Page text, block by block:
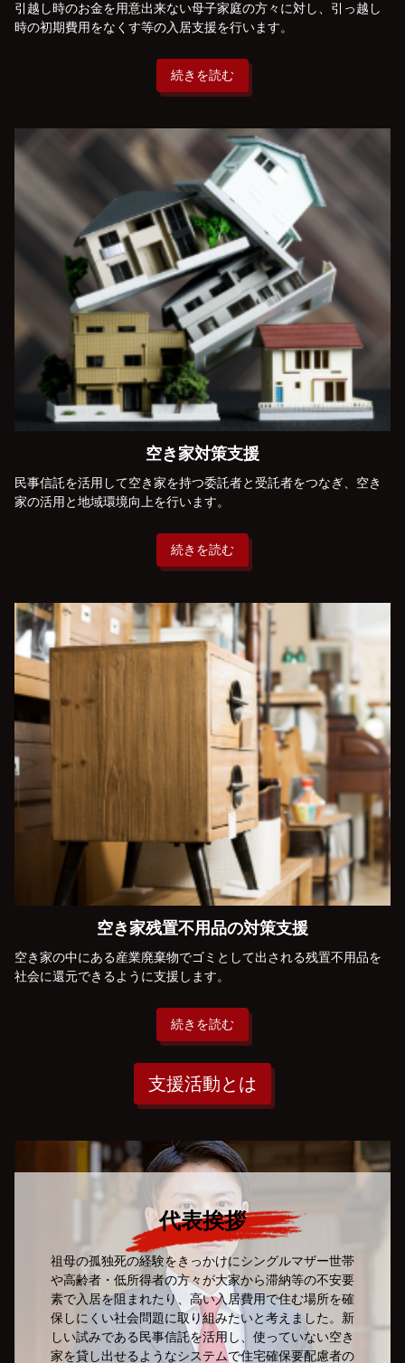
引越し時のお金を用意出来ない母子家庭の方々に対し、引っ越し
時の初期費用をなくす等の入居支援を行います。
続きを読む
空き家対策支援
民事信託を活用して空き家を持つ委託者と受託者をつなぎ、空き
家の活用と地域環境向上を行います。
続きを読む
空き家残置不用品の対策支援
空き家の中にある産業廃棄物でゴミとして出される残置不用品を
社会に還元できるように支援します。
続きを読む
支援活動とは
代表挨拶
祖母の孤独死の経験をきっかけにシングルマザー世帯
や高齢者・低所得者の方々が大家から滞納等の不安要
素で入居を阻まれたり、高い入居費用で住む場所を確
保しにくい社会問題に取り組みたいと考えました。新
しい試みである民事信託を活用し、使っていない空き
家を貸し出せるようなシステムで住宅確保要配慮者の